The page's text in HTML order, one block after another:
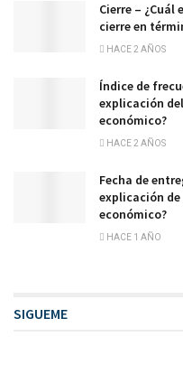
Cierre –
cierre en
HACE 2 AÑOS
Índice de
explicación
económico?
HACE 2 AÑOS
Fecha de
explicación
económico?
HACE 1 AÑO
SIGUEME